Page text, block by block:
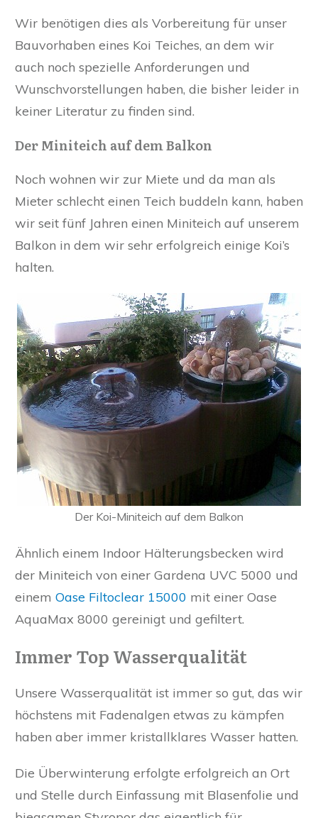
Wir benötigen dies als Vorbereitung für unser
Bauvorhaben eines Koi Teiches, an dem wir
auch noch spezielle Anforderungen und
Wunschvorstellungen haben, die bisher leider in
keiner Literatur zu finden sind.
Der Miniteich auf dem Balkon
Noch wohnen wir zur Miete und da man als
Mieter schlecht einen Teich buddeln kann, haben
wir seit fünf Jahren einen Miniteich auf unserem
Balkon in dem wir sehr erfolgreich einige Koi’s
halten.
Der Koi-Miniteich auf dem Balkon
Ähnlich einem Indoor Hälterungsbecken wird
der Miniteich von einer Gardena UVC 5000 und
einem Oase Filtoclear 15000 mit einer Oase
AquaMax 8000 gereinigt und gefiltert.
Immer Top Wasserqualität
Unsere Wasserqualität ist immer so gut, das wir
höchstens mit Fadenalgen etwas zu kämpfen
haben aber immer kristallklares Wasser hatten.
Die Überwinterung erfolgte erfolgreich an Ort
und Stelle durch Einfassung mit Blasenfolie und